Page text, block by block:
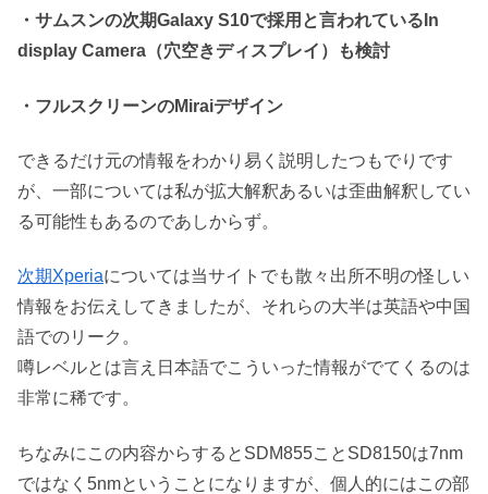
・サムスンの次期Galaxy S10で採用と言われているIn
display Camera（穴空きディスプレイ）も検討
・フルスクリーンのMiraiデザイン
できるだけ元の情報をわかり易く説明したつもでりです
が、一部については私が拡大解釈あるいは歪曲解釈してい
る可能性もあるのであしからず。
次期Xperiaについては当サイトでも散々出所不明の怪しい
情報をお伝えしてきましたが、それらの大半は英語や中国
語でのリーク。
噂レベルとは言え日本語でこういった情報がでてくるのは
非常に稀です。
ちなみにこの内容からするとSDM855ことSD8150は7nm
ではなく5nmということになりますが、個人的にはこの部